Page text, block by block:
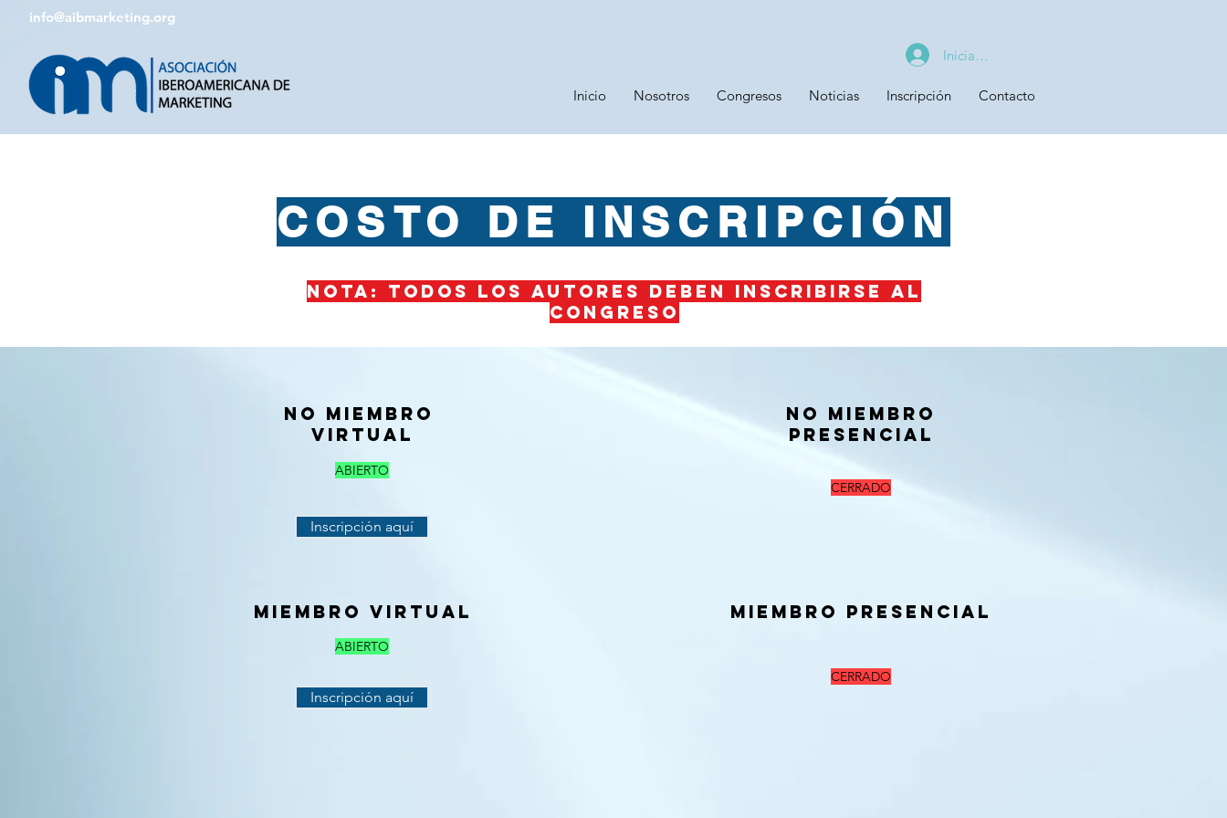
info@aibmarketing.org
Iniciar sesión
Inicio Nosotros Congresos Noticias Inscripción Contacto
COSTO DE INSCRIPCIÓN
NOTA: Todos los autores deben inscribirse al
congreso
NO MIEMBRO
VIRTUAL
NO MIEMBRO
PRESENCIAL
ABIERTO
CERRADO
Inscripción aquí
miembro virtual miembro presencial
ABIERTO
CERRADO
Inscripción aquí